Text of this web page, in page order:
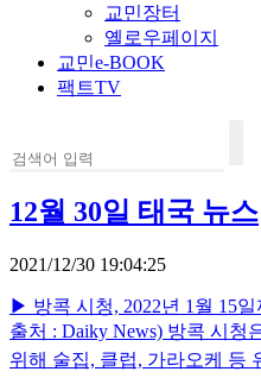
교민장터
옐로우페이지
교민e-BOOK
팩트TV
12월 30일 태국 뉴스
2021/12/30 19:04:25
▶ 방콕 시청, 2022년 1월 15
출처 : Daiky News) 방콕 시청
위해 술집, 클럽, 가라오케 등